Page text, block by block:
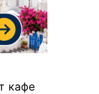
кафе